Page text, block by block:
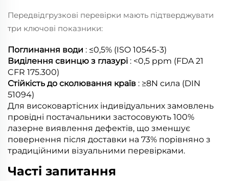
Передвідгрузкові перевірки мають підтверджувати
три ключові показники:
Поглинання води : ≤0,5% (ISO 10545-3)
Виділення свинцю з глазурі : <0,5 ppm (FDA 21
CFR 175.300)
Стійкість до сколювання країв : ≥8N сила (DIN
51094)
Для високовартісних індивідуальних замовлень
провідні постачальники застосовують 100%
лазерне виявлення дефектів, що зменшує
повернення після доставки на 73% порівняно з
традиційними візуальними перевірками.
Часті запитання